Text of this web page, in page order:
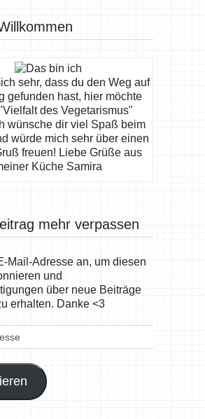
sehr, dass du den Weg auf
gefunden hast, hier möchte
des Vegetarismus"
wünsche dir viel Spaß beim
würde mich sehr über einen
freuen! Liebe Grüße aus
Küche Samira
mehr verpassen
Mail-Adresse an, um diesen
und
über neue Beiträge
erhalten. Danke <3